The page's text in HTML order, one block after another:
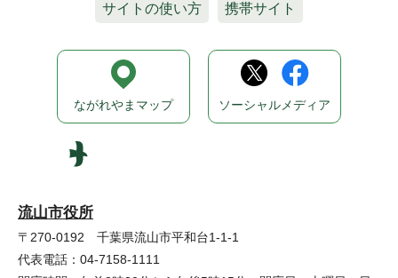
サイトの使い方 携帯サイト
流山市役所
〒270-0192 千葉県流山市平和台1-1-1
代表電話：04-7158-1111
ながれやまマップ ソーシャルメディア